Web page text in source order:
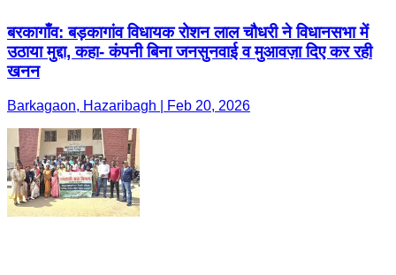
बरकागाँव: बड़कागांव विधायक रोशन लाल चौधरी ने विधानसभा में
उठाया मुद्दा, कहा- कंपनी बिना जनसुनवाई व मुआवज़ा दिए कर रही
खनन
Barkagaon, Hazaribagh | Feb 20, 2026